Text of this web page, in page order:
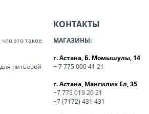
это такое
питьевой
КОНТАКТЫ
МАГАЗИНЫ:
г. Астана, Б. Момышулы, 14
+ 7 775 000 41 21
г. Астана, Мангилик Ел, 35
+7 775 019 20 21
+7 (7172) 431 431